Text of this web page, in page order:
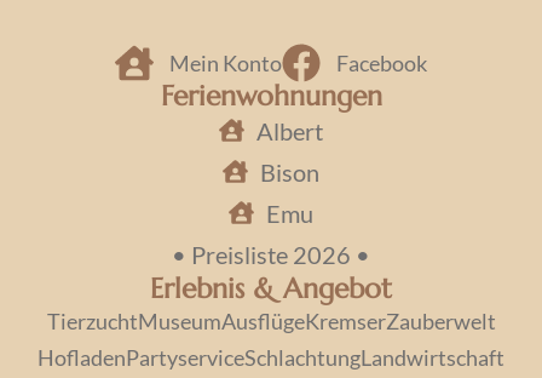
Mein Konto Facebook
Ferienwohnungen
Albert
Bison
Emu
• Preisliste 2026 •
Erlebnis & Angebot
TierzuchtMuseumAusflügeKremserZauberwelt
HofladenPartyserviceSchlachtungLandwirtschaft